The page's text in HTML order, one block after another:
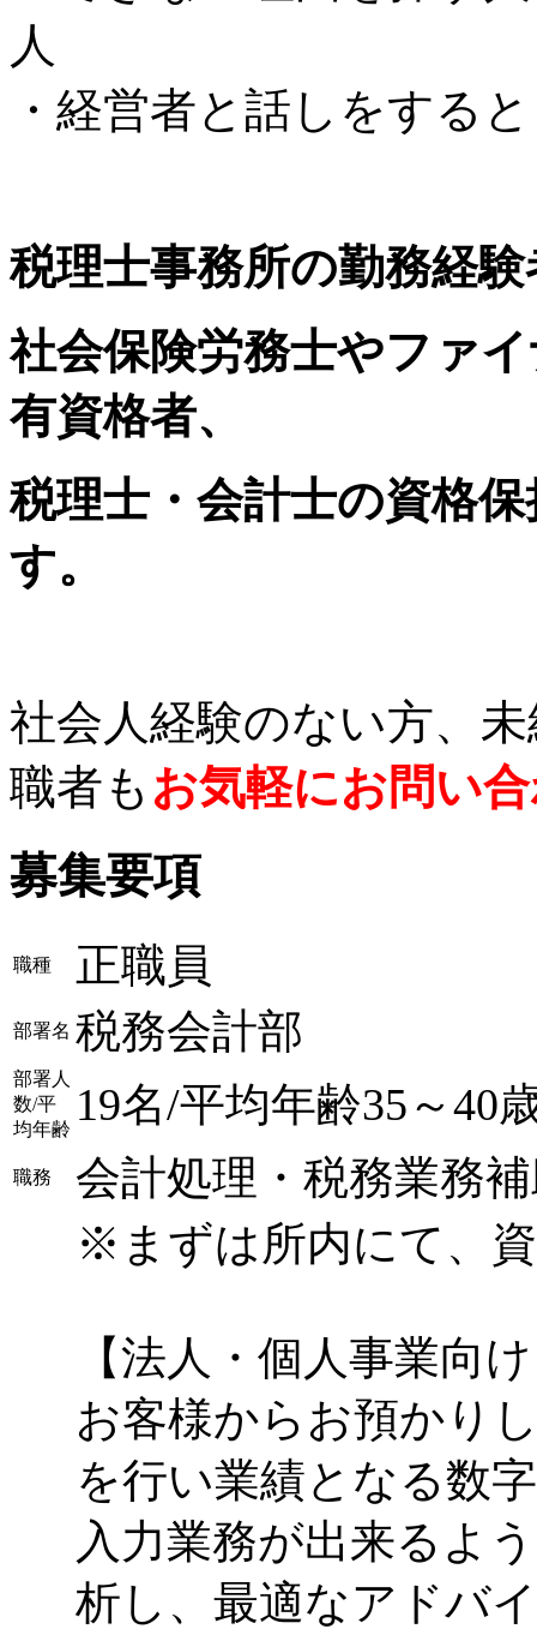
人
・経営者と話しをする
税理士事務所の勤務経
社会保険労務士やファ
有資格者、
税理士・会計士の資格
す。
社会人経験のない方、
職者も お気軽にお問い
募集要項
職種 正職員
部署名 税務会計部
部署人
数/平
均年齢 19名/平均年齢35～40
職務 会計処理・税務業務
※まずは所内にて、
【法人・個人事業向
お客様からお預かり
を行い業績となる数
入力業務が出来るよ
析し、最適なアドバ